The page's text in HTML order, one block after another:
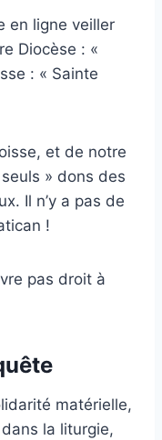
en ligne veiller
Diocèse : «
: « Sainte
et de notre
» dons des
Il n’y a pas de
!
pas droit à
matérielle,
la liturgie,